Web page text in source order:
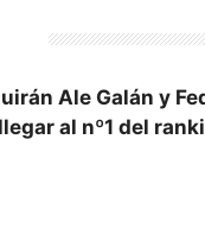
Ale Galán y
llegar al nº1 del